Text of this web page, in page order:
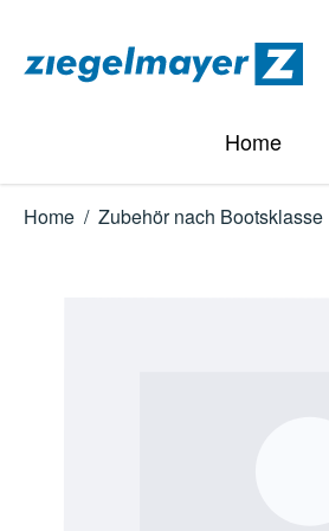
Home
Home / Zubehör nach Bootsklasse